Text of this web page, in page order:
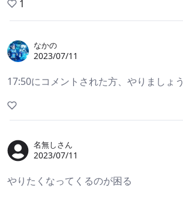
1
なかの
2023/07/11
17:50にコメントされた方、やりましょう
名無しさん
2023/07/11
やりたくなってくるのが困る